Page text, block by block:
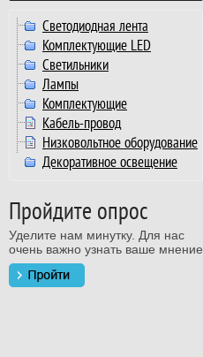
Светодиодная лента
Комплектующие LED
Светильники
Лампы
Комплектующие
Кабель-провод
Низковольтное оборудование
Декоративное освещение
Пройдите опрос
Уделите нам минутку. Для нас
очень важно узнать ваше мнение